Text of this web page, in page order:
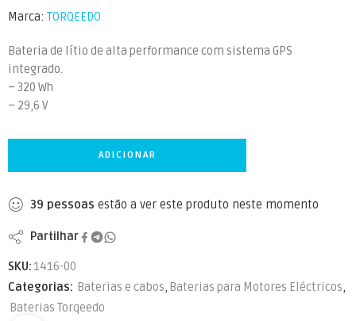
Marca: TORQEEDO
Bateria de lítio de alta performance com sistema GPS
integrado.
– 320 Wh
– 29,6 V
ADICIONAR
39 pessoas estão a ver este produto neste momento
Partilhar
SKU: 1416-00
Categorias: Baterias e cabos, Baterias para Motores Eléctricos,
Baterias Torqeedo